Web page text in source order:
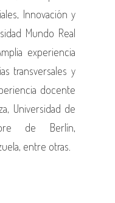
Innovación y
Mundo Real
experiencia
transversales y
docente
Universidad de
de Berlín,
entre otras.